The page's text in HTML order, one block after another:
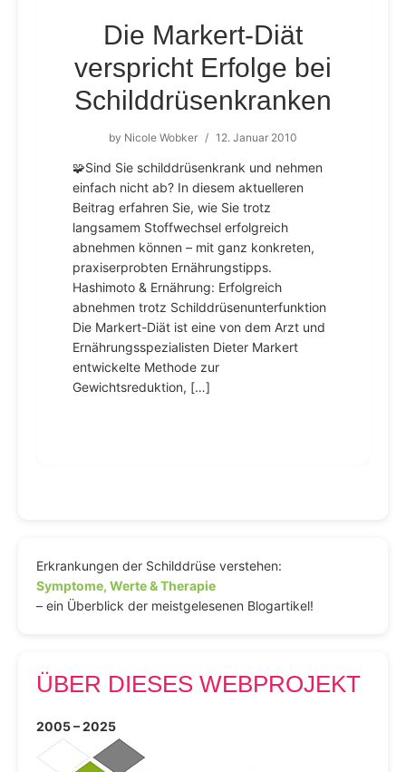
Die Markert-Diät
verspricht Erfolge bei
Schilddrüsenkranken
by Nicole Wobker / 12. Januar 2010
🧩Sind Sie schilddrüsenkrank und nehmen
einfach nicht ab? In diesem aktuelleren
Beitrag erfahren Sie, wie Sie trotz
langsamem Stoffwechsel erfolgreich
abnehmen können – mit ganz konkreten,
praxiserprobten Ernährungstipps.
Hashimoto & Ernährung: Erfolgreich
abnehmen trotz Schilddrüsenunterfunktion
Die Markert-Diät ist eine von dem Arzt und
Ernährungsspezialisten Dieter Markert
entwickelte Methode zur
Gewichtsreduktion, […]
Erkrankungen der Schilddrüse verstehen:
Symptome, Werte & Therapie
– ein Überblick der meistgelesenen Blogartikel!
ÜBER DIESES WEBPROJEKT
2005 – 2025